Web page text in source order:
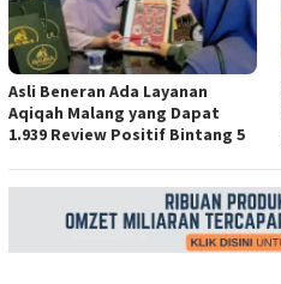
Asli Beneran Ada Layanan
Aqiqah Malang yang Dapat
1.939 Review Positif Bintang 5